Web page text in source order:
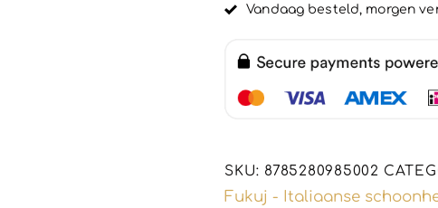
en
-
verwijdert
up
-
Vandaag besteld, morgen
SKU: 8785280985002
Fukuj - Italiaanse